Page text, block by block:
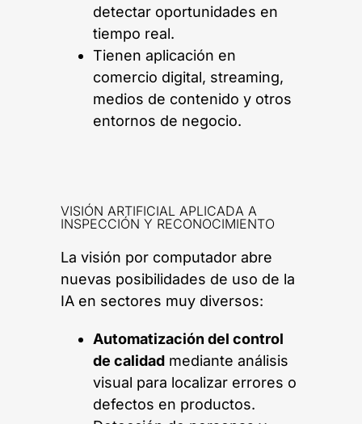
detectar oportunidades en
tiempo real.
Tienen aplicación en
comercio digital, streaming,
medios de contenido y otros
entornos de negocio.
VISIÓN ARTIFICIAL APLICADA A
INSPECCIÓN Y RECONOCIMIENTO
La visión por computador abre
nuevas posibilidades de uso de la
IA en sectores muy diversos:
Automatización del control
de calidad mediante análisis
visual para localizar errores o
defectos en productos.